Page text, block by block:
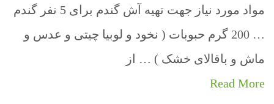
مواد مورد نیاز جهت تهیه آش گندم برای 5 نفر گندم
… 200 گرم حبوبات ( نخود و لوبیا چیتی و عدس و
ماش و باقالای خشک ) … از
Read More